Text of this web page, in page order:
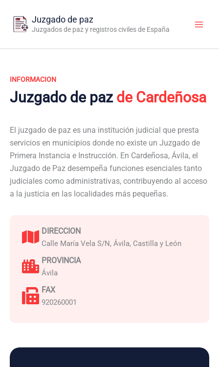
contenido
Juzgado de paz
Juzgados de paz y registros civiles de España
INFORMACION
Juzgado de paz de Cardeñosa
El juzgado de paz es una institución judicial que presta
servicios en municipios donde no existe un Juzgado de
Primera Instancia e Instrucción. En Cardeñosa, Ávila, el
Juzgado de Paz desempeña funciones esenciales tanto
judiciales como administrativas, contribuyendo al acceso
a la justicia en las localidades más pequeñas.
DIRECCION
Calle María Vela S/N, Ávila, Castilla y León
PROVINCIA
Ávila
FAX
920260001